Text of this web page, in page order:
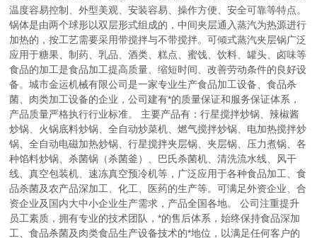
温度容易控制、外型美观、安装容易、操作方便、安全可靠等特点。
锅体是由两个球形以双层形式组成的，中间夹层通入蒸汽为热源进行
加热的，按工艺需要采用带搅拌与不带搅拌。可倾式蒸汽夹层锅广泛
应用于糖果、制药、乳品、酒类、糕点、蜜饯、饮料、罐头、卤味等
食品的加工是食品加工提高质量、缩短时间、改善劳动条件的良好设
备。城市金运机械有限公司是一家专业生产食品加工设备、食品杀
菌、肉类加工设备的企业，公司建有*的质量保证和服务保证体系，
产品质量严格执行行业标准。 主要产品有：行星搅拌炒锅、辣椒酱
炒锅、火锅底料炒锅、全自动炒菜机、燃气搅拌炒锅、电加热搅拌炒
锅、全自动电磁加热炒锅、行星搅拌夹层锅、夹层锅、压力煮锅、各
种馅料炒锅、杀菌锅（杀菌釜）、巴氏杀菌机、清洗流水线、风干
线、真空包装机、速冻真空预冷机等，广泛应用于各种食品加工、食
品杀菌及农产品深加工、化工、医药的生产等。可满足外资企业、合
资企业及国内大中小企业生产需求，产品全国各地。 公司注重提升
员工素质，拥有专业的技术团队，*的售后体系，始终保持食品深加
工、食品杀菌及肉类食品生产设备技术的*地位，以满足任何客户的